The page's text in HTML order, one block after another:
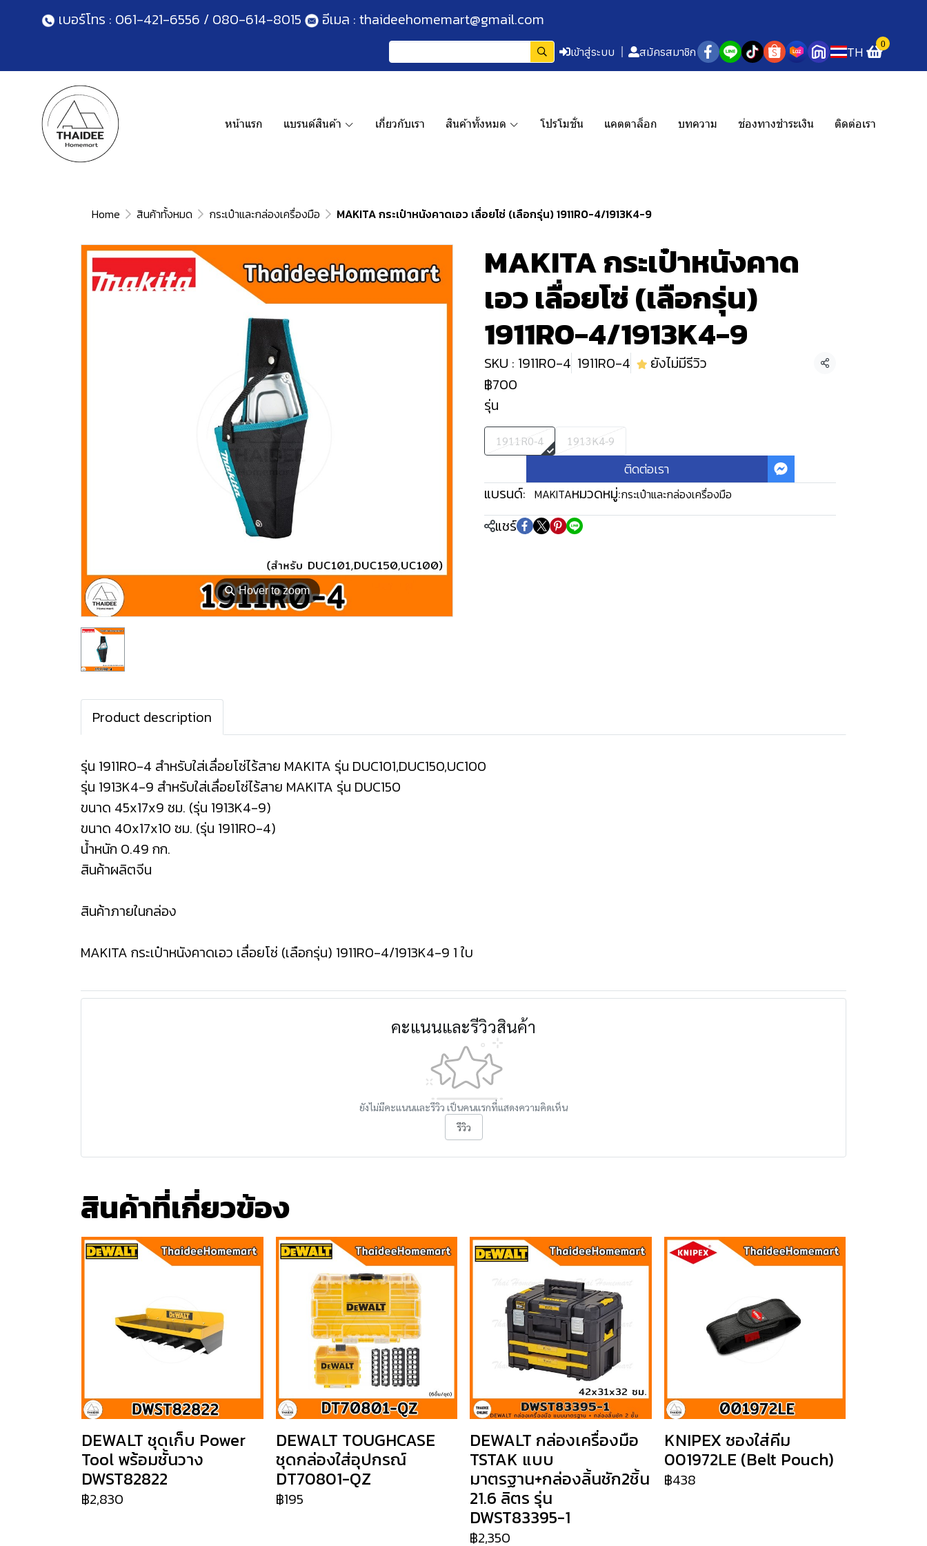
เบอร์โทร : 061-421-6556 / 080-614-8015 อีเมล : thaideehomemart@gmail.com
เข้าสู่ระบบ สมัครสมาชิก TH 0
หน้าแรก แบรนด์สินค้า เกี่ยวกับเรา สินค้าทั้งหมด โปรโมชั่น แคตตาล็อก บทความ ช่องทางชำระเงิน ติดต่อเรา
Home สินค้าทั้งหมด กระเป๋าและกล่องเครื่องมือ MAKITA กระเป๋าหนังคาดเอว เลื่อยโซ่ (เลือกรุ่น) 1911R0-4/1913K4-9
⚲Hover to zoom
MAKITA กระเป๋าหนังคาด
เอว เลื่อยโซ่ (เลือกรุ่น)
1911R0-4/1913K4-9
SKU : 1911R0-4 1911R0-4 ยังไม่มีรีวิว แชร์
฿700
รุ่น
1911R0-4 1913K4-9
ติดต่อเรา
แบรนด์: MAKITAหมวดหมู่:กระเป๋าและกล่องเครื่องมือ
แชร์
Product description
รุ่น 1911R0-4 สำหรับใส่เลื่อยโซ่ไร้สาย MAKITA รุ่น DUC101,DUC150,UC100
รุ่น 1913K4-9 สำหรับใส่เลื่อยโซ่ไร้สาย MAKITA รุ่น DUC150
ขนาด 45x17x9 ซม. (รุ่น 1913K4-9)
ขนาด 40x17x10 ซม. (รุ่น 1911R0-4)
น้ำหนัก 0.49 กก.
สินค้าผลิตจีน
สินค้าภายในกล่อง
MAKITA กระเป๋าหนังคาดเอว เลื่อยโซ่ (เลือกรุ่น) 1911R0-4/1913K4-9 1 ใบ
คะแนนและรีวิวสินค้า
ยังไม่มีคะแนนและรีวิว เป็นคนแรกที่แสดงความคิดเห็น
รีวิว
สินค้าที่เกี่ยวข้อง
DEWALT ชุดเก็บ Power
Tool พร้อมชั้นวาง
DWST82822
฿2,830
DEWALT TOUGHCASE
ชุดกล่องใส่อุปกรณ์
DT70801-QZ
฿195
DEWALT กล่องเครื่องมือ
TSTAK แบบ
มาตรฐาน+กล่องลิ้นชัก2ชิ้น
21.6 ลิตร รุ่น
DWST83395-1
฿2,350
KNIPEX ซองใส่คีม
001972LE (Belt Pouch)
฿438